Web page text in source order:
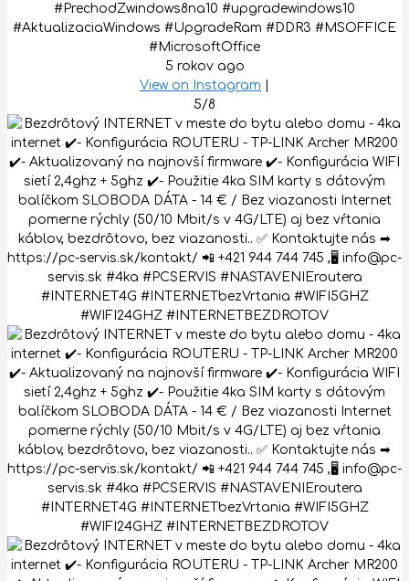
#PrechodZwindows8na10 #upgradewindows10
#AktualizaciaWindows #UpgradeRam #DDR3 #MSOFFICE
#MicrosoftOffice
5 rokov ago
View on Instagram |
5/8